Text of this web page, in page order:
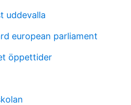
uddevalla
european parliament
öppettider